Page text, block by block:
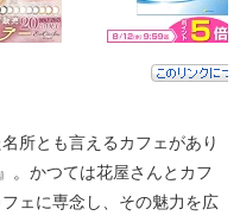
所とも言えるカフェがあり
。かつては花屋さんとカフ
ェに専念し、その魅力を広